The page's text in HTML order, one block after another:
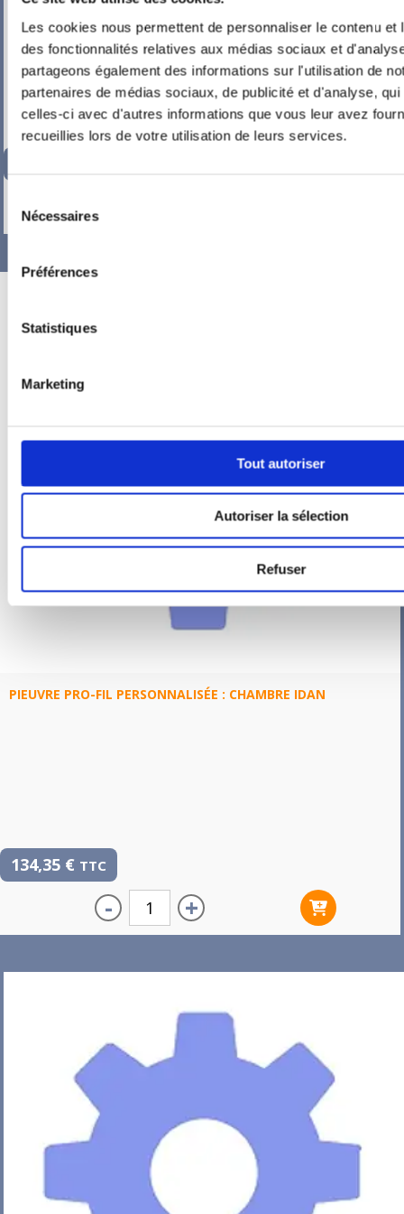
Les cookies nous permettent de personnaliser le contenu et
des fonctionnalités relatives aux médias sociaux et
partageons également des informations sur l'utilisation de
partenaires de médias sociaux, de publicité et d'analyse,
celles-ci avec d'autres informations que vous leur avez
recueillies lors de votre utilisation de leurs services.
Nécessaires
Préférences
Statistiques
Marketing
Tout autoriser
Autoriser la sélection
Refuser
PIEUVRE PRO-FIL PERSONNALISÉE : CHAMBRE IDAN
134,35 € TTC
- +